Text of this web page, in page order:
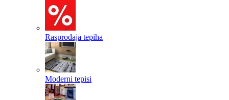
Rasprodaja tepiha
Moderni tepisi